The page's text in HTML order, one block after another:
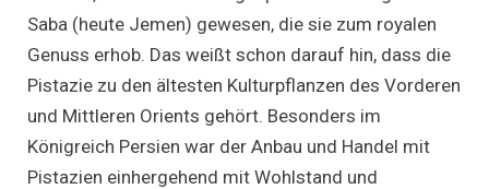
Saba (heute Jemen) gewesen, die sie zum royalen
Genuss erhob. Das weißt schon darauf hin, dass die
Pistazie zu den ältesten Kulturpflanzen des Vorderen
und Mittleren Orients gehört. Besonders im
Königreich Persien war der Anbau und Handel mit
Pistazien einhergehend mit Wohlstand und